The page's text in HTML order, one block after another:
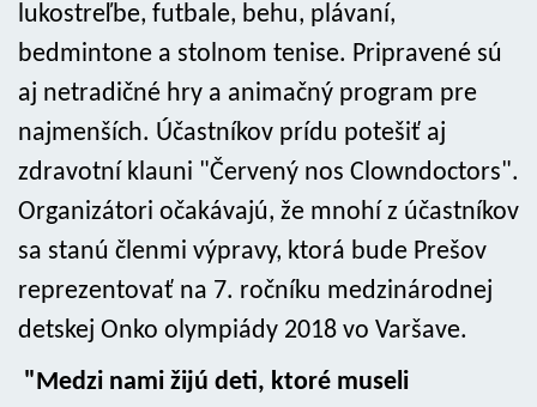
lukostreľbe, futbale, behu, plávaní,
bedmintone a stolnom tenise. Pripravené sú
aj netradičné hry a animačný program pre
najmenších. Účastníkov prídu potešiť aj
zdravotní klauni "Červený nos Clowndoctors".
Organizátori očakávajú, že mnohí z účastníkov
sa stanú členmi výpravy, ktorá bude Prešov
reprezentovať na 7. ročníku medzinárodnej
detskej Onko olympiády 2018 vo Varšave.
"Medzi nami žijú deti, ktoré museli